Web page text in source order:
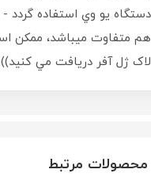
لاک ژل آفر دريافت مي کنيد))
محصولات مرتبط